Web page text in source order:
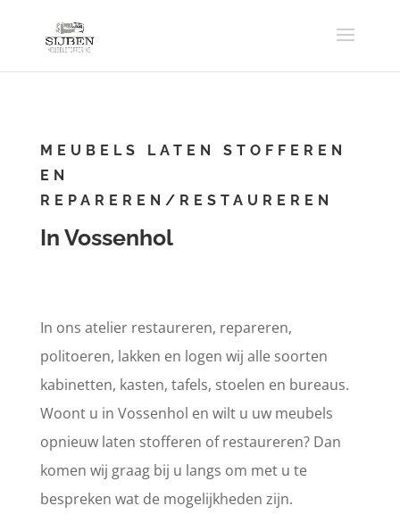
MEUBELS LATEN STOFFEREN
EN
REPAREREN/RESTAUREREN
In Vossenhol
In ons atelier restaureren, repareren,
politoeren, lakken en logen wij alle soorten
kabinetten, kasten, tafels, stoelen en bureaus.
Woont u in Vossenhol en wilt u uw meubels
opnieuw laten stofferen of restaureren? Dan
komen wij graag bij u langs om met u te
bespreken wat de mogelijkheden zijn.